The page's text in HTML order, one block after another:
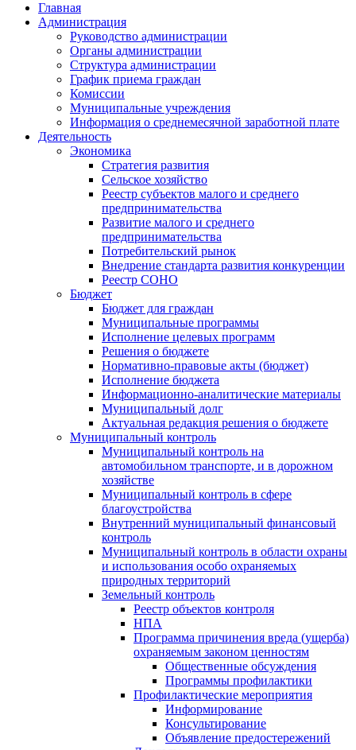
Главная
Администрация
Руководство администрации
Органы администрации
Структура администрации
График приема граждан
Комиссии
Муниципальные учреждения
Информация о среднемесячной заработной плате
Деятельность
Экономика
Стратегия развития
Сельское хозяйство
Реестр субъектов малого и среднего
предпринимательства
Развитие малого и среднего
предпринимательства
Потребительский рынок
Внедрение стандарта развития конкуренции
Реестр СОНО
Бюджет
Бюджет для граждан
Муниципальные программы
Исполнение целевых программ
Решения о бюджете
Нормативно-правовые акты (бюджет)
Исполнение бюджета
Информационно-аналитические материалы
Муниципальный долг
Актуальная редакция решения о бюджете
Муниципальный контроль
Муниципальный контроль на
автомобильном транспорте, и в дорожном
хозяйстве
Муниципальный контроль в сфере
благоустройства
Внутренний муниципальный финансовый
контроль
Муниципальный контроль в области охраны
и использования особо охраняемых
природных территорий
Земельный контроль
Реестр объектов контроля
НПА
Программа причинения вреда (ущерба)
охраняемым законом ценностям
Общественные обсуждения
Программы профилактики
Профилактические мероприятия
Информирование
Консультирование
Объявление предостережений